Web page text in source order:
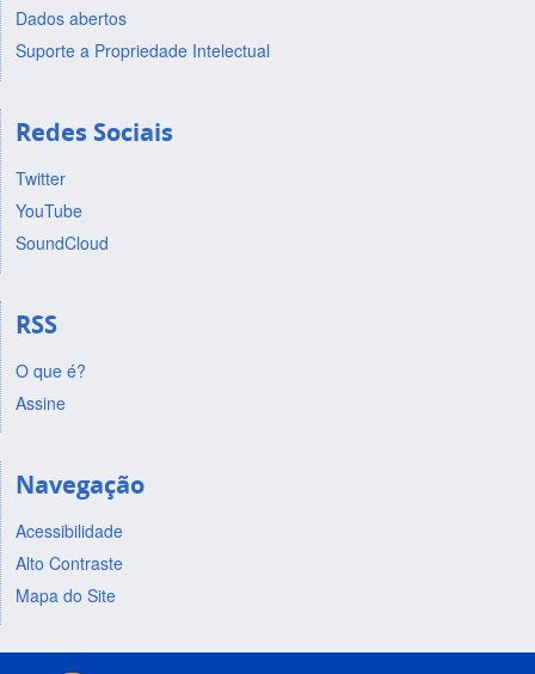
Dados abertos
Suporte a Propriedade Intelectual
Redes Sociais
Twitter
YouTube
SoundCloud
RSS
O que é?
Assine
Navegação
Acessibilidade
Alto Contraste
Mapa do Site